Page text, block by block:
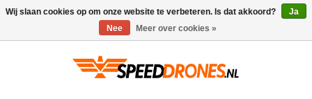
Wij slaan cookies op om onze website te verbeteren. Is dat akkoord?
Ja
Nee
Meer over cookies »